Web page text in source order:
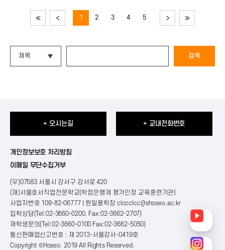
1 2 3 4 5
검색
+ 오시는길 + 교내전화번호
개인정보보호 처리방침
이메일 무단수집거부
(우)07583 서울시 강서구 강서로 420
(재)서울호서직업전문학교(학점은행제 평가인정 교육훈련기관)
사업자번호 109-82-06777 | 원일용학장 clccclcc@shoseo.ac.kr
입학상담(Tel:02-3660-0200, Fax:02-3662-2707)
재학생문의(Tel:02-3660-0100 Fax:02-3662-5050)
통신판매업신고번호 : 제 2013-서울강서-0419호
Copyright ©Hoseo. 2019 All Rights Reserved.